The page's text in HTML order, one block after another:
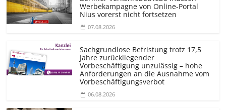
Werbekampagne von Online-Portal
Nius vorerst nicht fortsetzen
07.08.2026
Sachgrundlose Befristung trotz 17,5
Jahre zurückliegender
Vorbeschäftigung unzulässig – hohe
Anforderungen an die Ausnahme vom
Vorbeschäf­tigungsverbot
06.08.2026